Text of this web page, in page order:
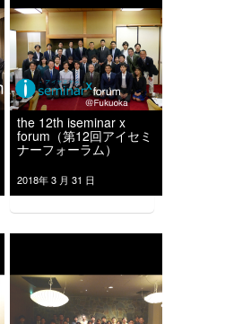
the 12th iseminar x
forum（第12回アイセミ
ナーフォーラム）
2018年 3 月 31 日